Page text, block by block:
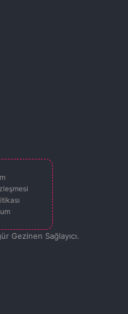
Gezinen Sağlayıcı.